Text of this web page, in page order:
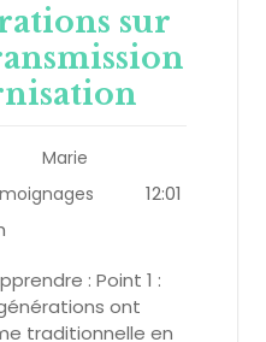
sur
Marie
12:01
: Point 1 :
ont
traditionnelle en